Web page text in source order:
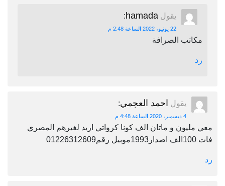
يقول hamada
:
22 يونيو، 2022 الساعة 2:48 م
مكاتب الصرافة
رد
يقول احمد العجمي:
4 ديسمبر، 2020 الساعة 4:48 م
معي مليون و ماتان الف كونا كرواتي اريد لغيرهم المصري
فات 100الف اصدار1993موبيل رقم01226312609
رد